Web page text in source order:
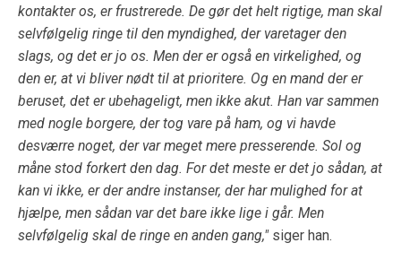
kontakter os, er frustrerede. De gør det helt rigtige, man skal
selvfølgelig ringe til den myndighed, der varetager den
slags, og det er jo os. Men der er også en virkelighed, og
den er, at vi bliver nødt til at prioritere. Og en mand der er
beruset, det er ubehageligt, men ikke akut. Han var sammen
med nogle borgere, der tog vare på ham, og vi havde
desværre noget, der var meget mere presserende. Sol og
måne stod forkert den dag. For det meste er det jo sådan, at
kan vi ikke, er der andre instanser, der har mulighed for at
hjælpe, men sådan var det bare ikke lige i går. Men
selvfølgelig skal de ringe en anden gang,"siger han.